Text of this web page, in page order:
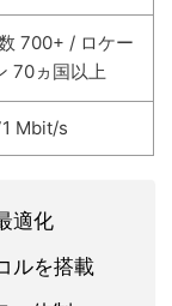
700+ / ロケー
70ヵ国以上
Mbit/s
適化
ルを搭載